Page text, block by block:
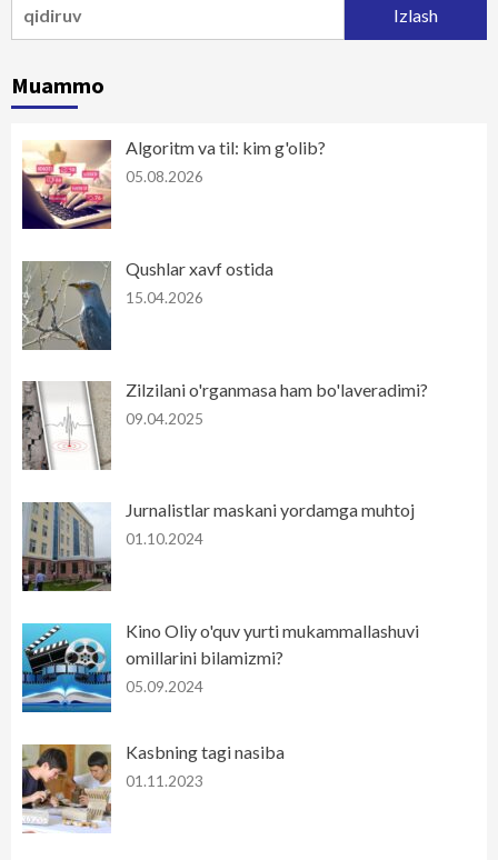
Muammo
Algoritm va til: kim g'olib?
05.08.2026
Qushlar xavf ostida
15.04.2026
Zilzilani o'rganmasa ham bo'laveradimi?
09.04.2025
Jurnalistlar maskani yordamga muhtoj
01.10.2024
Kino Oliy o'quv yurti mukammallashuvi
omillarini bilamizmi?
05.09.2024
Kasbning tagi nasiba
01.11.2023